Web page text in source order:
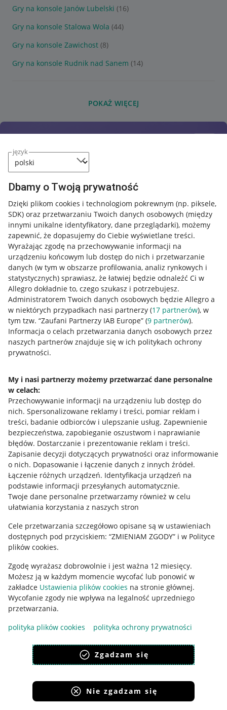
język
Dbamy o Twoją prywatność
Dzięki plikom cookies i technologiom pokrewnym (np. piksele,
SDK) oraz przetwarzaniu Twoich danych osobowych (między
innymi unikalne identyfikatory, dane przeglądarki), możemy
zapewnić, że dopasujemy do Ciebie wyświetlane treści.
Wyrażając zgodę na przechowywanie informacji na
urządzeniu końcowym lub dostęp do nich i przetwarzanie
danych (w tym w obszarze profilowania, analiz rynkowych i
statystycznych) sprawiasz, że łatwiej będzie odnaleźć Ci w
Allegro dokładnie to, czego szukasz i potrzebujesz.
Administratorem Twoich danych osobowych będzie Allegro a
w niektórych przypadkach nasi partnerzy (17 partnerów), w
tym tzw. “Zaufani Partnerzy IAB Europe” (9 partnerów).
Informacja o celach przetwarzania danych osobowych przez
naszych partnerów znajduje się w ich politykach ochrony
prywatności.
My i nasi partnerzy możemy przetwarzać dane personalne
w celach:
Przechowywanie informacji na urządzeniu lub dostęp do
nich. Spersonalizowane reklamy i treści, pomiar reklam i
treści, badanie odbiorców i ulepszanie usług. Zapewnienie
bezpieczeństwa, zapobieganie oszustwom i naprawianie
błędów. Dostarczanie i prezentowanie reklam i treści.
Zapisanie decyzji dotyczących prywatności oraz informowanie
o nich. Dopasowanie i łączenie danych z innych źródeł.
Łączenie różnych urządzeń. Identyfikacja urządzeń na
podstawie informacji przesyłanych automatycznie.
Twoje dane personalne przetwarzamy również w celu
ułatwiania korzystania z naszych stron
Cele przetwarzania szczegółowo opisane są w ustawieniach
dostępnych pod przyciskiem: “ZMIENIAM ZGODY” i w Polityce
plików cookies.
Zgodę wyrażasz dobrowolnie i jest ważna 12 miesięcy.
Możesz ją w każdym momencie wycofać lub ponowić w
zakładce Ustawienia plików cookies na stronie głównej.
Wycofanie zgody nie wpływa na legalność uprzedniego
przetwarzania.
polityka plików cookies
polityka ochrony prywatności
Zgadzam się
Nie zgadzam się
Gry na konsole Janów Lubelski (16)
Gry na konsole Stalowa Wola (44)
Gry na konsole Zawichost (8)
Gry na konsole Rudnik nad Sanem (14)
POKAŻ WIĘCEJ
Przydatne informacje
Jak to działa
Allegro Gadane dla sprzedających
Allegro Gadane dla kupujących
Mapa miejscowości
Informacje prawne
Regulamin
Polityka plików "cookies"
Ustawienia plików "cookies"
Udostępnianie lokalizacji
Informacje dla Aktu o Usługach Cyfrowych
Pobierz aplikację
Korzystanie z serwisu oznacza akceptacjęregulaminu